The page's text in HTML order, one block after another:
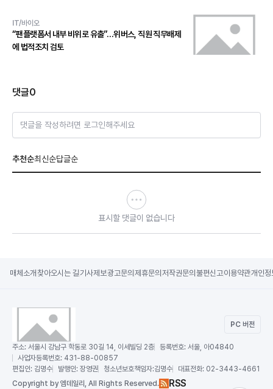
IT/바이오
“팬플랫폼서 내부 비위로 유출”…위버스, 직원 직무배제
에 법적조치 검토
댓글0
댓글을 작성하려면 로그인해주세요
추천순최신순답글순
표시할 댓글이 없습니다
매체소개 찾아오시는 길기사제보광고문의 제휴문의 저작권문의 불편신고이용약관개인정
PC 버전
주소: 서울시 강남구 학동로 30길 14, 이세빌딩 2층 등록번호: 서울, 아04840
사업자등록번호: 431-88-00857
편집인: 김명수 발행인: 장영권 청소년보호책임자:김명수 대표전화: 02-3443-4661
Copyright by 엠데일리, All Rights Reserved. RSS